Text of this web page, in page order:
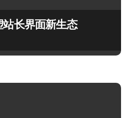
长界面新生态